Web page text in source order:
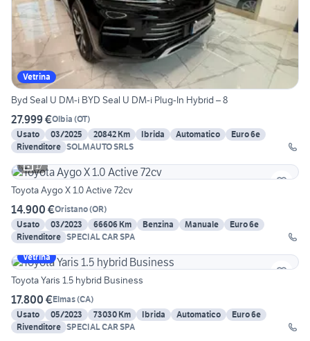
Vetrina
Byd Seal U DM-i BYD Seal U DM-i Plug-In Hybrid – 8
27.999 €Olbia (OT)
Usato
03/2025 20842 Km Ibrida Automatico
Euro 6e
Rivenditore SOLMAUTO SRLS
17
Toyota Aygo X 1.0 Active 72cv
14.900 €Oristano(OR)
Usato
03/2023 66606 Km Benzina Manuale
Euro 6e
Rivenditore SPECIAL CAR SPA
Vetrina
Toyota Yaris 1.5 hybrid Business
17.800 €Elmas(CA)
Usato
05/2023 73030 Km Ibrida Automatico
Euro 6e
Rivenditore SPECIAL CAR SPA